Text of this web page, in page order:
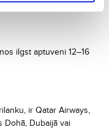
ilgst aptuveni 12–16
ir Qatar Airways,
Dohā, Dubaijā vai